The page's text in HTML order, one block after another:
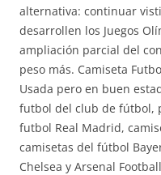
alternativa: continuar
desarrollen los Juegos
ampliación parcial del
peso más. Camiseta
Usada pero en buen
futbol del club de fútbol,
futbol Real Madrid,
camisetas del fútbol
Chelsea y Arsenal